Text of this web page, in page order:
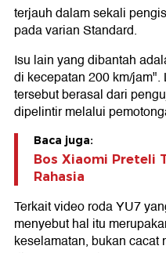
terjauh dalam sekali
pada varian Standard.
Isu lain yang dibantah
di kecepatan 200 km/
tersebut berasal dari
dipelintir melalui
Baca juga:
Bos Xiaomi Preteli
Rahasia
Terkait video roda YU7
menyebut hal itu
keselamatan, bukan cacat